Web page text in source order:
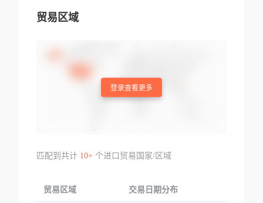
贸易区域
登录查看更多
匹配到共计 10+个进口贸易国家/区域
贸易区域 交易日期分布